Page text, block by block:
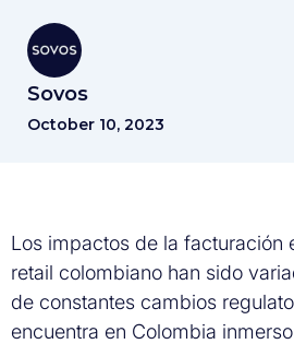
Sovos
October 10, 2023
Los impactos de la facturación
retail colombiano han sido
de constantes cambios
encuentra en Colombia